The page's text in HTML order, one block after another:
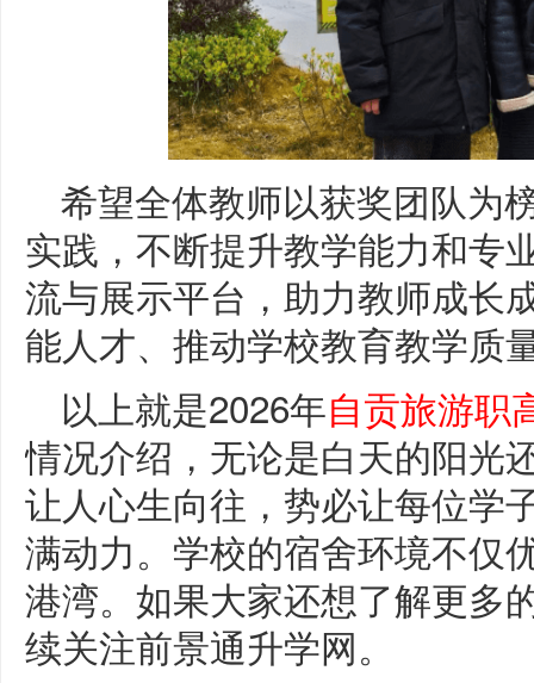
希望全体教师以获奖团队为
实践，不断提升教学能力和专
流与展示平台，助力教师成长
能人才、推动学校教育教学质
以上就是2026年自贡旅游职
情况介绍，无论是白天的阳光
让人心生向往，势必让每位学
满动力。学校的宿舍环境不仅
港湾。如果大家还想了解更多
续关注前景通升学网。